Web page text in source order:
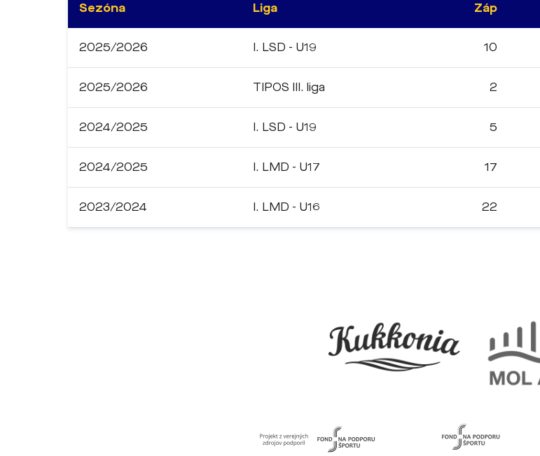
Sezóna Liga Záp
2025/2026 I. LSD - U19 10
2025/2026 TIPOS III. liga 2
2024/2025 I. LSD - U19 5
2024/2025 I. LMD - U17 17
2023/2024 I. LMD - U16 22